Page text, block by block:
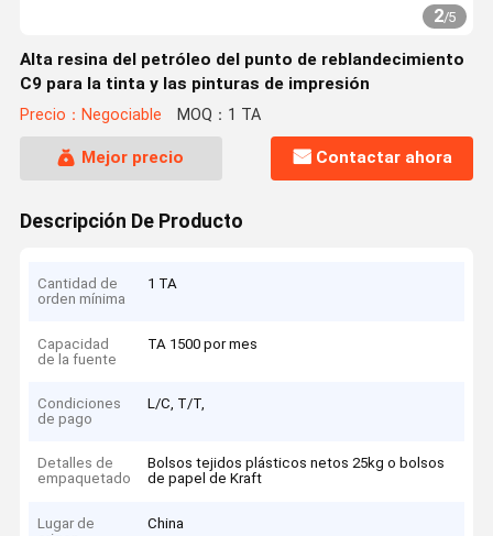
2/5
Alta resina del petróleo del punto de reblandecimiento
C9 para la tinta y las pinturas de impresión
Precio：Negociable MOQ：1 TA
Mejor precio Contactar ahora
Descripción De Producto
Cantidad de
orden mínima
1 TA
Capacidad
de la fuente
TA 1500 por mes
Condiciones
de pago
L/C, T/T,
Detalles de
empaquetado
Bolsos tejidos plásticos netos 25kg o bolsos
de papel de Kraft
Lugar de
China